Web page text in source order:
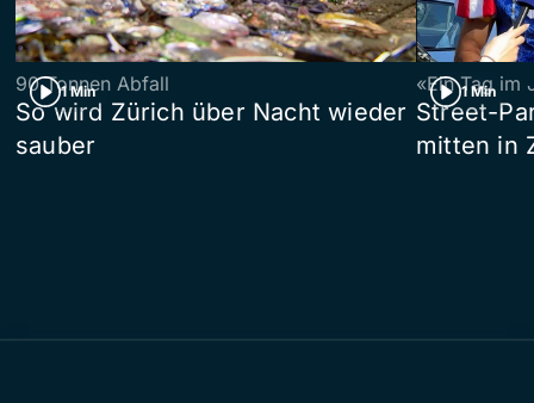
1 Min
90 Tonnen Abfall
So wird Zürich über Nacht wieder
sauber
1 Min
«Ein Tag im
Street-
mitten in